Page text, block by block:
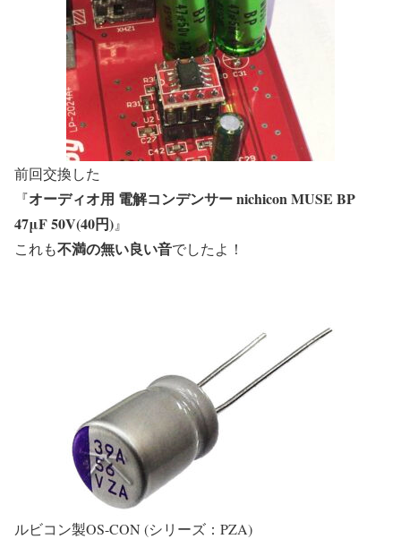
前回交換した
『オーディオ用 電解コンデンサー nichicon MUSE BP
47μF 50V(40円)』
これも不満の無い良い音でしたよ！
ルビコン製OS-CON (シリーズ：PZA)